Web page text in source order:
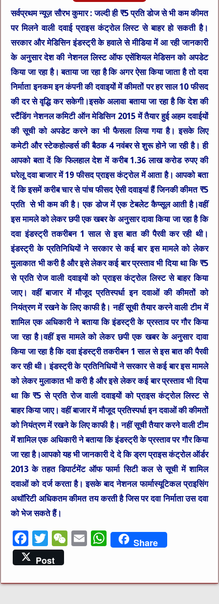
सर्वप्रथम न्यूज़ सौरभ कुमार : जल्दी ही ₹5 प्रति डोज से भी कम कीमत
पर मिलने वाली दवाई प्राइस कंट्रोल लिस्ट से बाहर हो सकती है।
सरकार और मेडिसिन इंडस्ट्री के हवाले से मीडिया में आ रही जानकारी
के अनुसार देश की नेशनल लिस्ट ऑफ एसेंशियल मेडिसन को अपडेट
किया जा रहा है। बताया जा रहा है कि अगर ऐसा किया जाता है तो दवा
निर्माता इनकम इन कंपनी की दवाइयों में कीमतों पर हर साल 10 फीसद
की दर से वृद्धि कर सकेगी।इसके अलावा बताया जा रहा है कि देश की
स्टैंडिंग नेशनल कमिटी ऑन मेडिसिन 2015 में तैयार हुई अहम दवाईयों
की सूची को अपडेट करने का भी फैसला लिया गया है। इसके लिए
कमेटी और स्टेकहोल्डर्स की बैठक 4 नवंबर से शुरू होने जा रही है। ही
आपको बता दें कि फिलहाल देश में करीब 1.36 लाख करोड रुपए की
घरेलू दवा बाजार में 19 फीसद प्राइस कंट्रोल में आता है। आपको बता
दें कि इसमें करीब चार से पांच फीसद ऐसी दवाइयां हैं जिनकी कीमत ₹5
प्रति से भी कम की है। एक डोज में एक टेबलेट कैप्सूल आती है।वहीं
इस मामले को लेकर छपी एक खबर के अनुसार दावा किया जा रहा है कि
दवा इंडस्ट्री तकरीबन 1 साल से इस बात की पैरवी कर रही थी।
इंडस्ट्री के प्रतिनिधियों ने सरकार से कई बार इस मामले को लेकर
मुलाकात भी करी है और इसे लेकर कई बार प्रस्ताव भी दिया था कि ₹5
से प्रति रोज वाली दवाइयों को प्राइस कंट्रोल लिस्ट से बाहर किया
जाए। वहीं बाजार में मौजूद प्रतिस्पर्धा इन दवाओं की कीमतों को
नियंत्रण में रखने के लिए काफी है। नहीं सूची तैयार करने वाली टीम में
शामिल एक अधिकारी ने बताया कि इंडस्ट्री के प्रस्ताव पर गौर किया
जा रहा है।वहीं इस मामले को लेकर छपी एक खबर के अनुसार दावा
किया जा रहा है कि दवा इंडस्ट्री तकरीबन 1 साल से इस बात की पैरवी
कर रही थी। इंडस्ट्री के प्रतिनिधियों ने सरकार से कई बार इस मामले
को लेकर मुलाकात भी करी है और इसे लेकर कई बार प्रस्ताव भी दिया
था कि ₹5 से प्रति रोज वाली दवाइयों को प्राइस कंट्रोल लिस्ट से
बाहर किया जाए। वहीं बाजार में मौजूद प्रतिस्पर्धा इन दवाओं की कीमतों
को नियंत्रण में रखने के लिए काफी है। नहीं सूची तैयार करने वाली टीम
में शामिल एक अधिकारी ने बताया कि इंडस्ट्री के प्रस्ताव पर गौर किया
जा रहा है।आपको यह भी जानकारी दे दे कि ड्रग प्राइस कंट्रोल ऑर्डर
2013 के तहत डिपार्टमेंट ऑफ फार्मा सिटी कल से सूची में शामिल
दवाओं को दर्ज करता है। इसके बाद नेशनल फार्मास्यूटिकल प्राइसिंग
अथॉरिटी अधिकतम कीमत तय करती है जिस पर दवा निर्माता उस दवा
को भेज सकते हैं।
F
a
c
e
T
w
it
te
W
h
E
l
W
h
s
Share
Post